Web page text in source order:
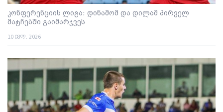
კონფერენციის ლიგა: დინამომ და დილამ პირველ
მატჩებში გაიმარჯვეს
10 ივლ. 2026